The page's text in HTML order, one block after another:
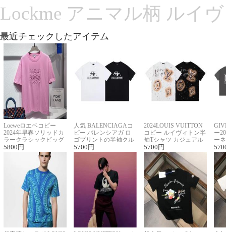
Lockme アニマル柄 ルイ
最近チェックしたアイテム
Loeweロエベコピー
2024年早春ソリッドカ
ラークラシックビッグ
ロゴ刺繍Tシャツ
5800 円
人気 BALENCIAGAコ
ピー バレンシアガ ロ
ゴプリントの半袖クル
ーネックTシャツ
5700 円
2024LOUIS VUITTON
コピー ルイヴィトン半
袖Tシャツ カジュアル
に馴染む 2色展開
5700 円
ー
ー
ー